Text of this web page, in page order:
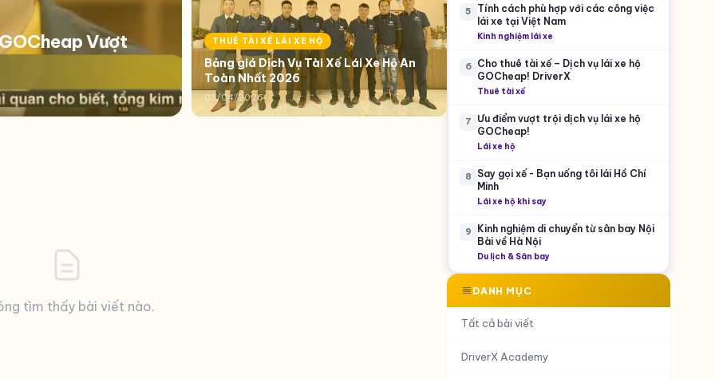
Vượt THUÊ TÀI XẾ LÁI XE HỘ
Bảng giá Dịch Vụ Tài Xế Lái Xe Hộ An
Toàn Nhất 2026
03/04/2026
tìm thấy bài viết nào.
5
Tính cách phù hợp với các công việc
lái xe tại Việt Nam
Kinh nghiệm lái xe
6
Cho thuê tài xế – Dịch vụ lái xe hộ
GOCheap! DriverX
Thuê tài xế
7
Ưu điểm vượt trội dịch vụ lái xe hộ
GOCheap!
Lái xe hộ
8
Say gọi xế - Bạn uống tôi lái Hồ Chí
Minh
Lái xe hộ khi say
9
Kinh nghiệm di chuyển từ sân bay Nội
Bài về Hà Nội
Du lịch & Sân bay
DANH MỤC
Tất cả bài viết
DriverX Academy